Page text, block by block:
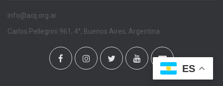
info@acij.org.ar
Carlos Pellegrini 961, 4°, Buenos Aires, Argentina.
ES